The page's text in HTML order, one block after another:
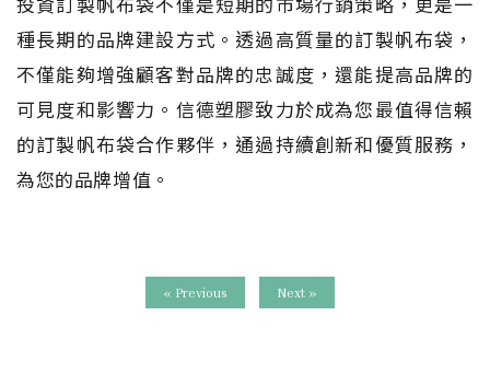
種長期的品牌建設方式。透過高質量的訂製帆布袋，
不僅能夠增強顧客對品牌的忠誠度，還能提高品牌的
可見度和影響力。信德塑膠致力於成為您最值得信賴
的訂製帆布袋合作夥伴，通過持續創新和優質服務，
為您的品牌增值。
« Previous Next »